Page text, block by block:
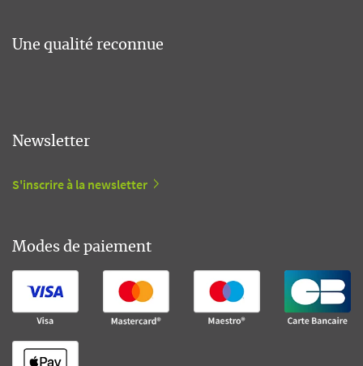
Une qualité reconnue
Newsletter
S'inscrire à la newsletter
Modes de paiement